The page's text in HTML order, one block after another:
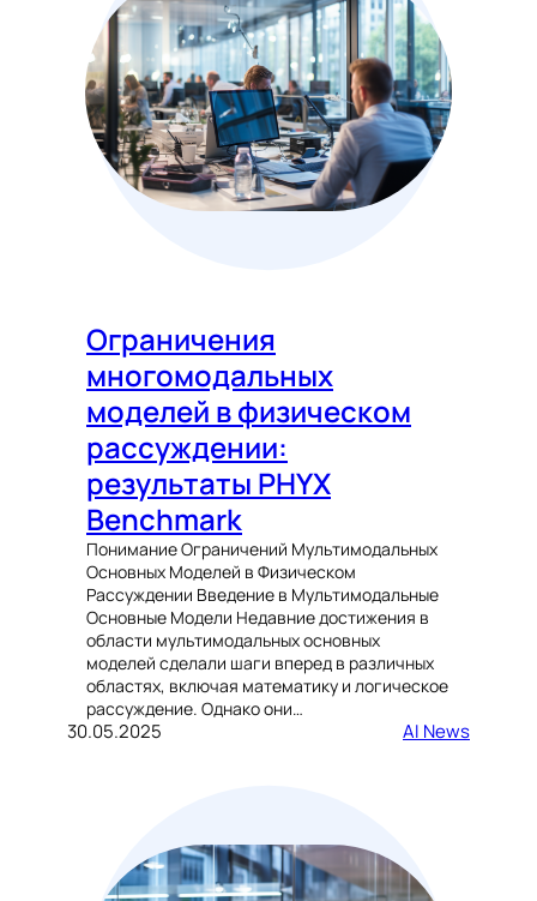
Ограничения
многомодальных
моделей в физическом
рассуждении:
результаты PHYX
Benchmark
Понимание Ограничений Мультимодальных
Основных Моделей в Физическом
Рассуждении Введение в Мультимодальные
Основные Модели Недавние достижения в
области мультимодальных основных
моделей сделали шаги вперед в различных
областях, включая математику и логическое
рассуждение. Однако они…
30.05.2025 AI News